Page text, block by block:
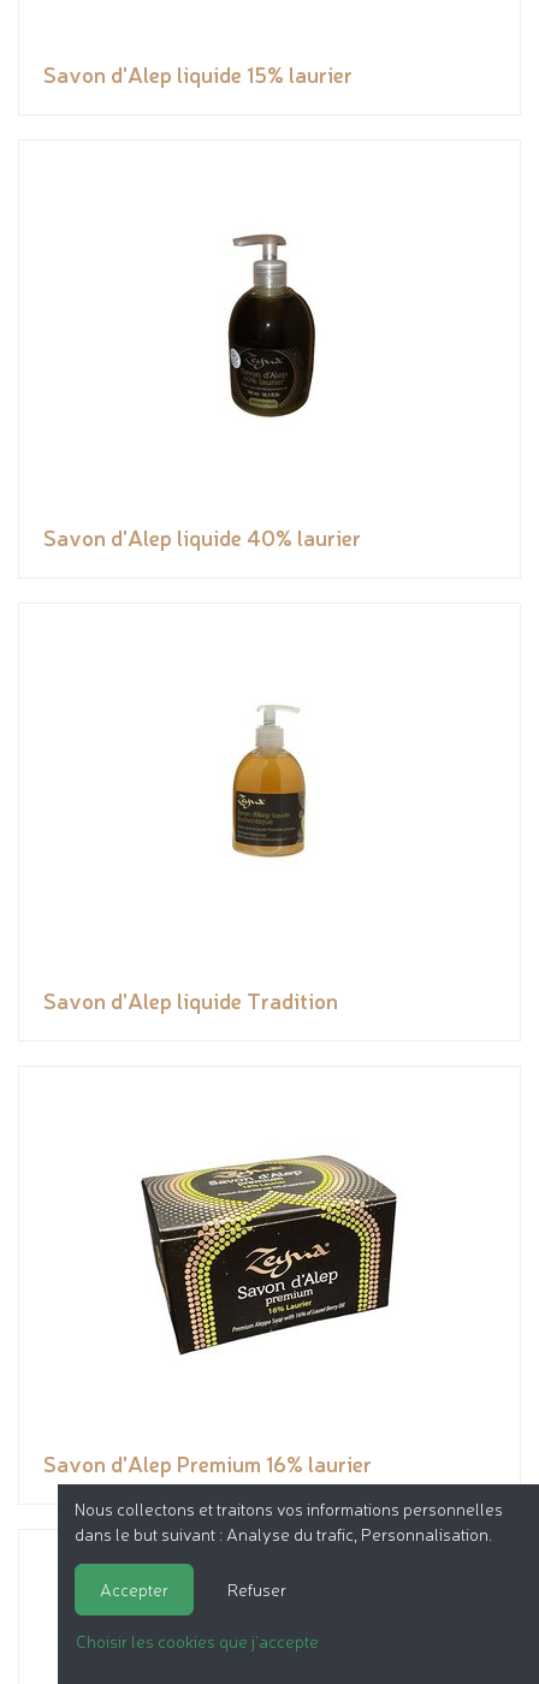
Savon d'Alep liquide 15% laurier
Savon d'Alep liquide 40% laurier
Savon d'Alep liquide Tradition
Savon d'Alep Premium 16% laurier
Nous collectons et traitons vos informations personnelles
dans le but suivant : Analyse du trafic, Personnalisation
Accepter Refuser
Choisir les cookies que j'accepte